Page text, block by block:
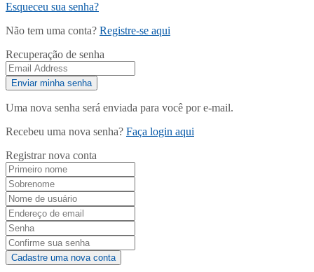
Esqueceu sua senha?
Não tem uma conta? Registre-se aqui
Recuperação de senha
Uma nova senha será enviada para você por e-mail.
Recebeu uma nova senha? Faça login aqui
Registrar nova conta